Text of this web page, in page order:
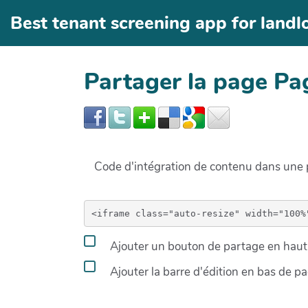
Aller au contenu principal
Best tenant screening app for
Partager la page
Code d'intégration de contenu dans une
Ajouter un bouton de partage en
Ajouter la barre d'édition en bas de